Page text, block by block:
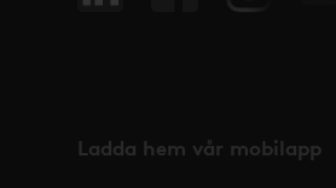
Ladda hem vår mobilapp